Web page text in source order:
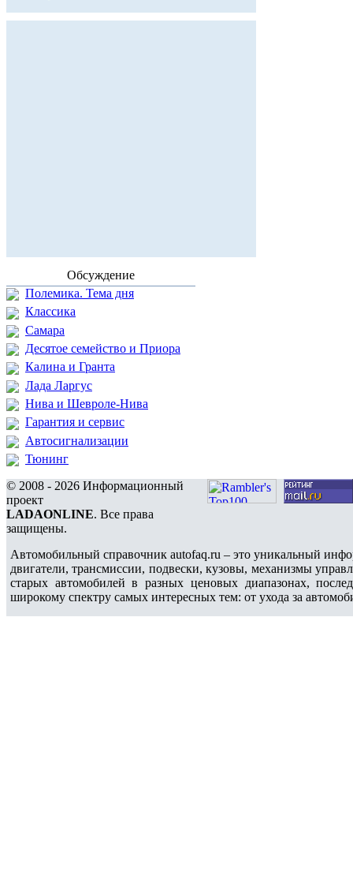
Обсуждение
Полемика. Тема дня
Классика
Самара
Десятое семейство и Приора
Калина и Гранта
Лада Ларгус
Нива и Шевроле-Нива
Гарантия и сервис
Автосигнализации
Тюнинг
© 2008 - 2026 Информационный
проект
LADAONLINE. Все права
защищены.
Автомобильный справочник autofaq.ru – это уникальный
двигатели, трансмиссии, подвески, кузовы, механизмы
старых автомобилей в разных ценовых диапазонах,
широкому спектру самых интересных тем: от ухода за